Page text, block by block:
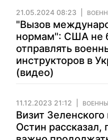
21.05.2024 08:23
"Вызов
нормам": США не
отправлять
инструкторов в
(видео)
11.12.2023 21:12
Визит
Остин рассказал,